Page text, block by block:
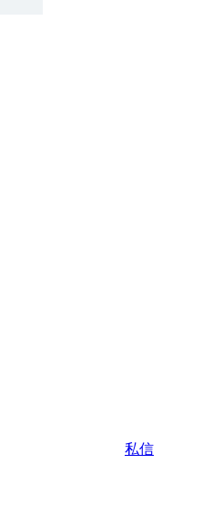
私信